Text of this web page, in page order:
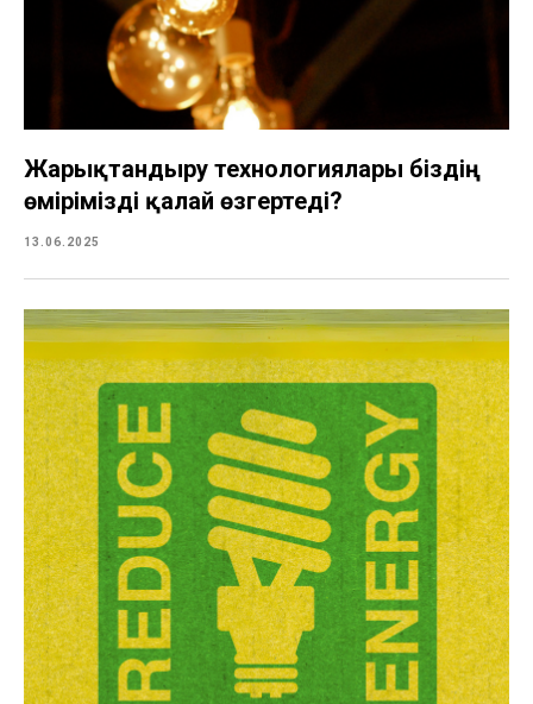
Жарықтандыру технологиялары біздің
өмірімізді қалай өзгертеді?
13.06.2025